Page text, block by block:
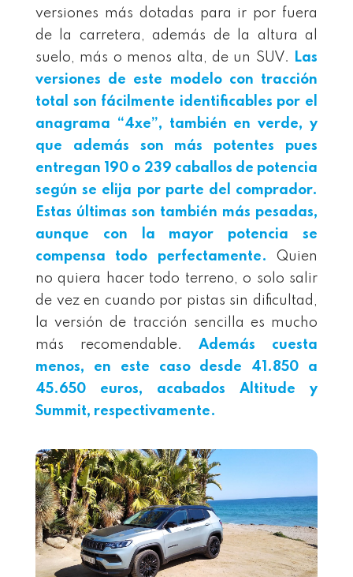
versiones más dotadas para ir por fuera
de la carretera, además de la altura al
suelo, más o menos alta, de un SUV.
Las
versiones de este modelo con tracción
total son fácilmente identificables por el
anagrama “4xe”, también en verde, y
que además son más potentes pues
entregan 190 o 239 caballos de potencia
según se elija por parte del comprador.
Estas últimas son también más pesadas,
aunque con la mayor potencia se
compensa todo perfectamente. Quien
no quiera hacer todo terreno, o solo salir
de vez en cuando por pistas sin dificultad,
la versión de tracción sencilla es mucho
más recomendable. Además cuesta
menos, en este caso desde 41.850 a
45.650 euros, acabados Altitude y
Summit, respectivamente.